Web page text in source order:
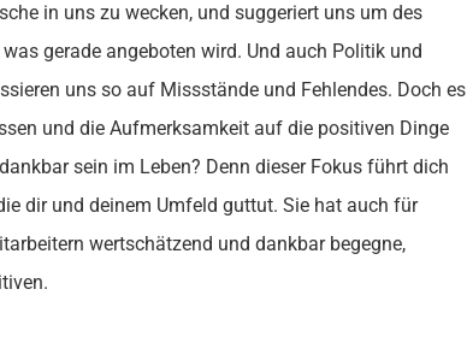
in uns zu wecken, und suggeriert uns um des
gerade angeboten wird. Und auch Politik und
uns so auf Missstände und Fehlendes. Doch es
und die Aufmerksamkeit auf die positiven Dinge
sein im Leben? Denn dieser Fokus führt dich
dir und deinem Umfeld guttut. Sie hat auch für
wertschätzend und dankbar begegne,